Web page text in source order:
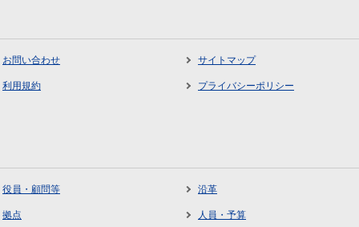
お問い合わせ サイトマップ
利用規約 プライバシーポリシー
役員・顧問等 沿革
拠点 人員・予算